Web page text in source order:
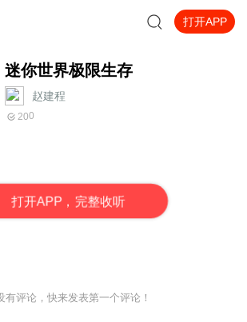
打开APP
迷你世界极限生存
赵建程
200
打开APP，完整收听
有评论，快来发表第一个评论！